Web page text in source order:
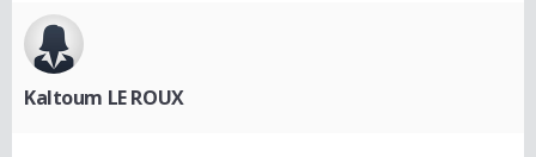
Kaltoum LE ROUX